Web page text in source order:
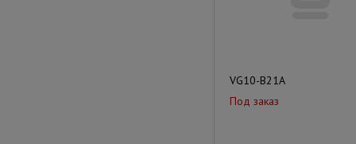
VG10-B21A
Под заказ